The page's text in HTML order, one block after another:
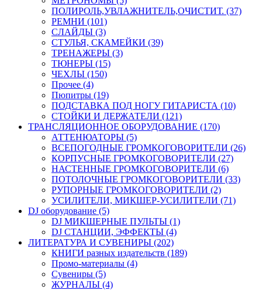
ПОЛИРОЛЬ,УВЛАЖНИТЕЛЬ,ОЧИСТИТ. (37)
РЕМНИ (101)
СЛАЙДЫ (3)
СТУЛЬЯ, СКАМЕЙКИ (39)
ТРЕНАЖЕРЫ (3)
ТЮНЕРЫ (15)
ЧЕХЛЫ (150)
Прочее (4)
Пюпитры (19)
ПОДСТАВКА ПОД НОГУ ГИТАРИСТА (10)
СТОЙКИ И ДЕРЖАТЕЛИ (121)
ТРАНСЛЯЦИОННОЕ ОБОРУДОВАНИЕ (170)
АТТЕНЮАТОРЫ (5)
ВСЕПОГОДНЫЕ ГРОМКОГОВОРИТЕЛИ (26)
КОРПУСНЫЕ ГРОМКОГОВОРИТЕЛИ (27)
НАСТЕННЫЕ ГРОМКОГОВОРИТЕЛИ (6)
ПОТОЛОЧНЫЕ ГРОМКОГОВОРИТЕЛИ (33)
РУПОРНЫЕ ГРОМКОГОВОРИТЕЛИ (2)
УСИЛИТЕЛИ, МИКШЕР-УСИЛИТЕЛИ (71)
DJ оборудование (5)
DJ МИКШЕРНЫЕ ПУЛЬТЫ (1)
DJ СТАНЦИИ, ЭФФЕКТЫ (4)
ЛИТЕРАТУРА И СУВЕНИРЫ (202)
КНИГИ разных издательств (189)
Промо-материалы (4)
Сувениры (5)
ЖУРНАЛЫ (4)